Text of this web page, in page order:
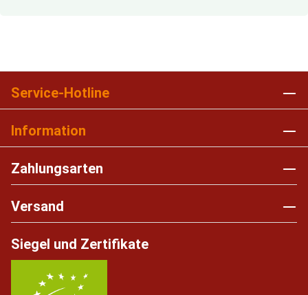
Service-Hotline
Information
Zahlungsarten
Versand
Siegel und Zertifikate